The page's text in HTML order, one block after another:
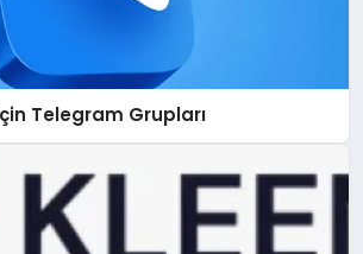
Telegram Grupları